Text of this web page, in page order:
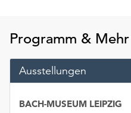
weiterhin
ausgeführt.
Möchten
Sie
die
Programm &
Ausstellungen
BACH-MUSEUM LEIPZIG